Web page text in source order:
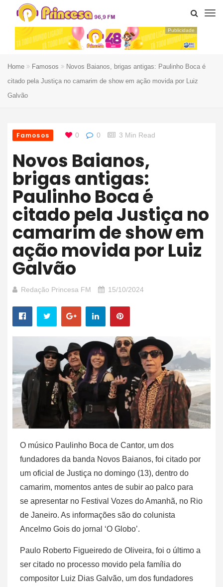
Publicidade
Home Famosos
Novos Baianos, brigas antigas: Paulinho Boca é
citado pela Justiça no camarim de show em ação movida por Luiz
Galvão
Famosos 0 0 3 Min Read
Novos Baianos,
brigas antigas:
Paulinho Boca é
citado pela Justiça no
camarim de show em
ação movida por Luiz
Galvão
Redação Princesa FM 15/10/2024
O músico Paulinho Boca de Cantor, um dos
fundadores da banda Novos Baianos, foi citado por
um oficial de Justiça no domingo (13), dentro do
camarim, momentos antes de subir ao palco para
se apresentar no Festival Vozes do Amanhã, no Rio
de Janeiro. As informações são do colunista
Ancelmo Gois do jornal ‘O Globo’.
Paulo Roberto Figueiredo de Oliveira, foi o último a
ser citado no processo movido pela família do
compositor Luiz Dias Galvão, um dos fundadores